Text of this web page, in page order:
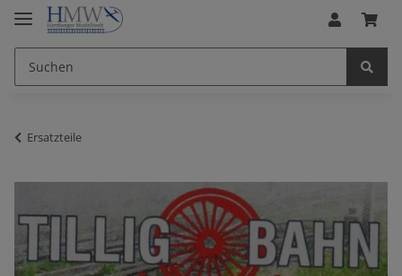
Ersatzteile